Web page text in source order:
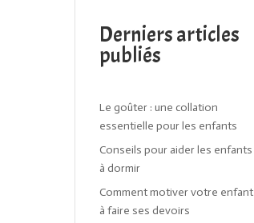
Derniers articles
publiés
Le goûter : une collation
essentielle pour les enfants
Conseils pour aider les enfants
à dormir
Comment motiver votre enfant
à faire ses devoirs